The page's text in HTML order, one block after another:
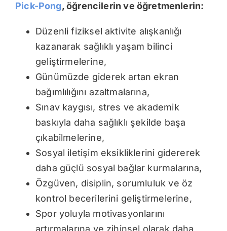
Pick-Pong, öğrencilerin ve öğretmenlerin:
Düzenli fiziksel aktivite alışkanlığı
kazanarak sağlıklı yaşam bilinci
geliştirmelerine,
Günümüzde giderek artan ekran
bağımlılığını azaltmalarına,
Sınav kaygısı, stres ve akademik
baskıyla daha sağlıklı şekilde başa
çıkabilmelerine,
Sosyal iletişim eksikliklerini gidererek
daha güçlü sosyal bağlar kurmalarına,
Özgüven, disiplin, sorumluluk ve öz
kontrol becerilerini geliştirmelerine,
Spor yoluyla motivasyonlarını
artırmalarına ve zihinsel olarak daha